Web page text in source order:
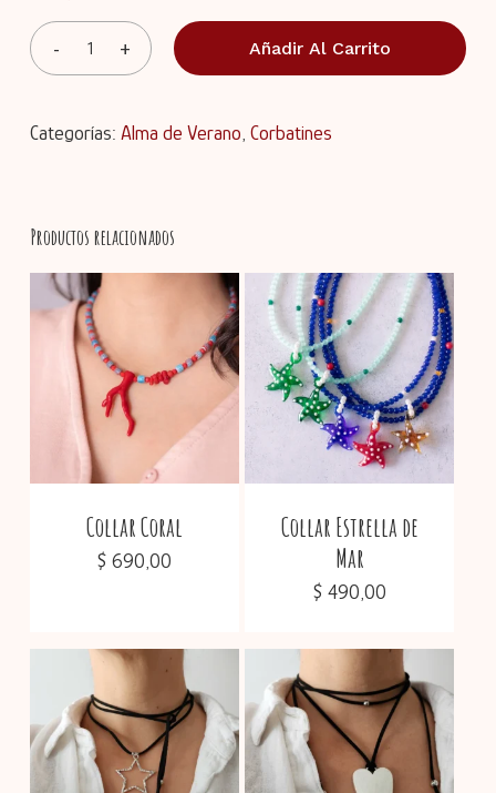
No hay productos en el
carrito.
Añadir Al Carrito
Categorías: Alma de Verano, Corbatines
Productos relacionados
Collar Coral
$ 690,00
Collar Estrella de
Mar
$ 490,00